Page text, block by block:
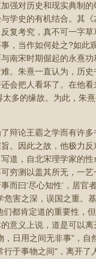
强对历史和现实典制
学史的有机结合。其
复考究，真不可一字
，当作如何处之?如此
南宋时期倔起的永熹
。朱熹一直认为，历
会把人看坏了。在他
多的缘故。为此，朱
辩论王霸之学而有许
。因此之故，他极力
道，自北宋理学家的
穷测以盖其所无，一
曰‘尽心知性’，居官
害之深，误国之重。
都肯定道的重要性，
意义上说，道是可以
日用之间无非事"，
于事物之间"，离开